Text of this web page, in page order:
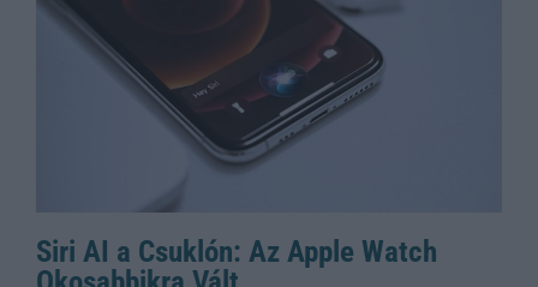
Siri AI a Csuklón: Az Apple Watch